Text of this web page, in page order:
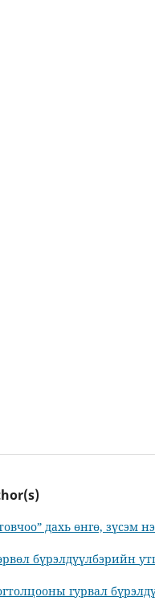
дахь өнгө, зүсэм
бүрэлдүүлбэрийн
гурвал